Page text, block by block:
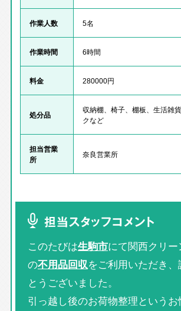
作業人数 5名
作業時間 6時間
料金 280000円
処分品
収納棚、椅子、棚板、生活雑
クなど
担当営業
所
奈良営業所
担当スタッフコメント
このたびは生駒市にて関西クリ
の不用品回収をご利用いただき
とうございました。
引っ越し後のお荷物整理という